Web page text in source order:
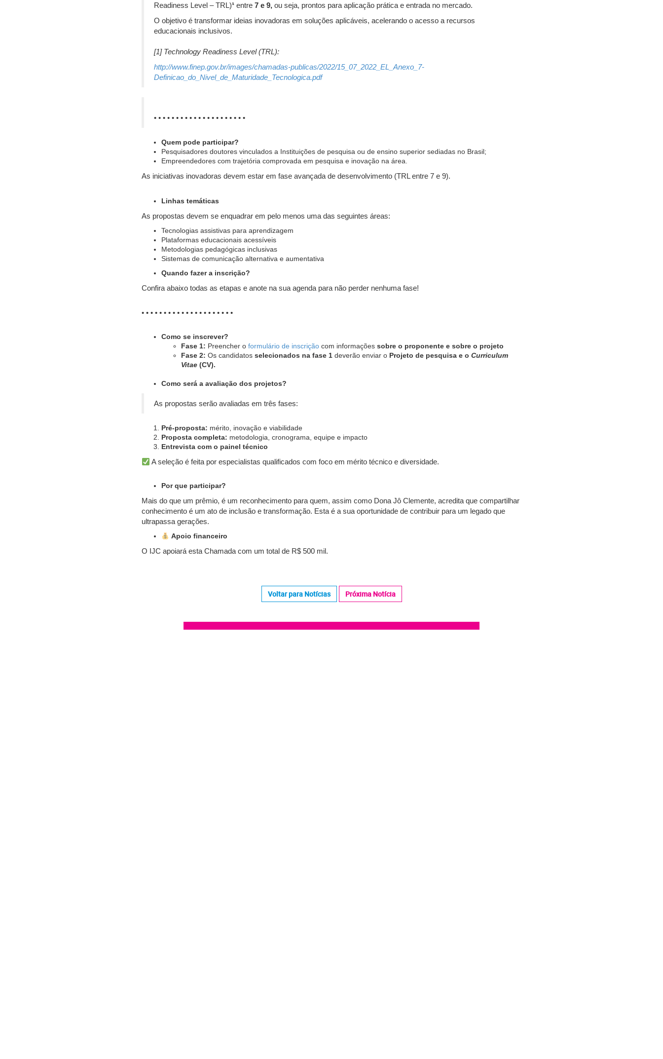
Readiness Level – TRL)¹ entre 7 e 9, ou seja, prontos para aplicação prática e entrada no mercado.
O objetivo é transformar ideias inovadoras em soluções aplicáveis, acelerando o acesso a recursos
educacionais inclusivos.
[1] Technology Readiness Level (TRL):
http://www.finep.gov.br/images/chamadas-publicas/2022/15_07_2022_EL_Anexo_7-
Definicao_do_Nivel_de_Maturidade_Tecnologica.pdf
• • • • • • • • • • • • • • • • • • • • •
Quem pode participar?
Pesquisadores doutores vinculados a Instituições de pesquisa ou de ensino superior sediadas no Brasil;
Empreendedores com trajetória comprovada em pesquisa e inovação na área.
As iniciativas inovadoras devem estar em fase avançada de desenvolvimento (TRL entre 7 e 9).
Linhas temáticas
As propostas devem se enquadrar em pelo menos uma das seguintes áreas:
Tecnologias assistivas para aprendizagem
Plataformas educacionais acessíveis
Metodologias pedagógicas inclusivas
Sistemas de comunicação alternativa e aumentativa
Quando fazer a inscrição?
Confira abaixo todas as etapas e anote na sua agenda para não perder nenhuma fase!
• • • • • • • • • • • • • • • • • • • • •
Como se inscrever?
Fase 1: Preencher o formulário de inscrição com informações sobre o proponente e sobre o projeto
Fase 2: Os candidatos selecionados na fase 1 deverão enviar o Projeto de pesquisa e o Curriculum
Vitae (CV).
Como será a avaliação dos projetos?
As propostas serão avaliadas em três fases:
Pré-proposta: mérito, inovação e viabilidade
Proposta completa: metodologia, cronograma, equipe e impacto
Entrevista com o painel técnico
A seleção é feita por especialistas qualificados com foco em mérito técnico e diversidade.
Por que participar?
Mais do que um prêmio, é um reconhecimento para quem, assim como Dona Jô Clemente, acredita que compartilhar
conhecimento é um ato de inclusão e transformação. Esta é a sua oportunidade de contribuir para um legado que
ultrapassa gerações.
Apoio financeiro
O IJC apoiará esta Chamada com um total de R$ 500 mil.
Voltar para Notícias Próxima Notícia